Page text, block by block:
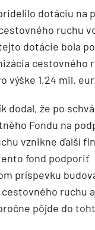
dotáciu na
ruchu
dotácie bola
cestovného
výške 1,24 mil.
dodal, že po
Fondu na
vznikne ďalší
fond podporiť
príspevku
ruchu
pôjde do